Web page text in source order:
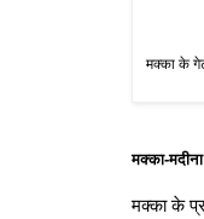
मक्का के
मक्का-
मक्का के